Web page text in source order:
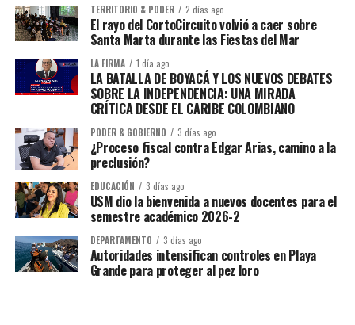
TERRITORIO & PODER 2 días ago
El rayo del CortoCircuito volvió a caer sobre
Santa Marta durante las Fiestas del Mar
LA FIRMA 1 día ago
LA BATALLA DE BOYACÁ Y LOS NUEVOS DEBATES
SOBRE LA INDEPENDENCIA: UNA MIRADA
CRÍTICA DESDE EL CARIBE COLOMBIANO
PODER & GOBIERNO 3 días ago
¿Proceso fiscal contra Edgar Arias, camino a la
preclusión?
EDUCACIÓN 3 días ago
USM dio la bienvenida a nuevos docentes para el
semestre académico 2026-2
DEPARTAMENTO 3 días ago
Autoridades intensifican controles en Playa
Grande para proteger al pez loro